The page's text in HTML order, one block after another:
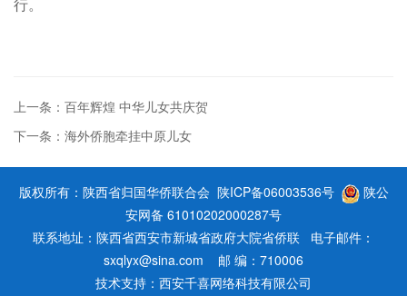
行。
上一条：百年辉煌 中华儿女共庆贺
下一条：海外侨胞牵挂中原儿女
版权所有：陕西省归国华侨联合会 陕ICP备06003536号
陕公
安网备 61010202000287号
联系地址：陕西省西安市新城省政府大院省侨联 电子邮件：
sxqlyx@sina.com 邮 编：710006
技术支持： 西安千喜网络科技有限公司